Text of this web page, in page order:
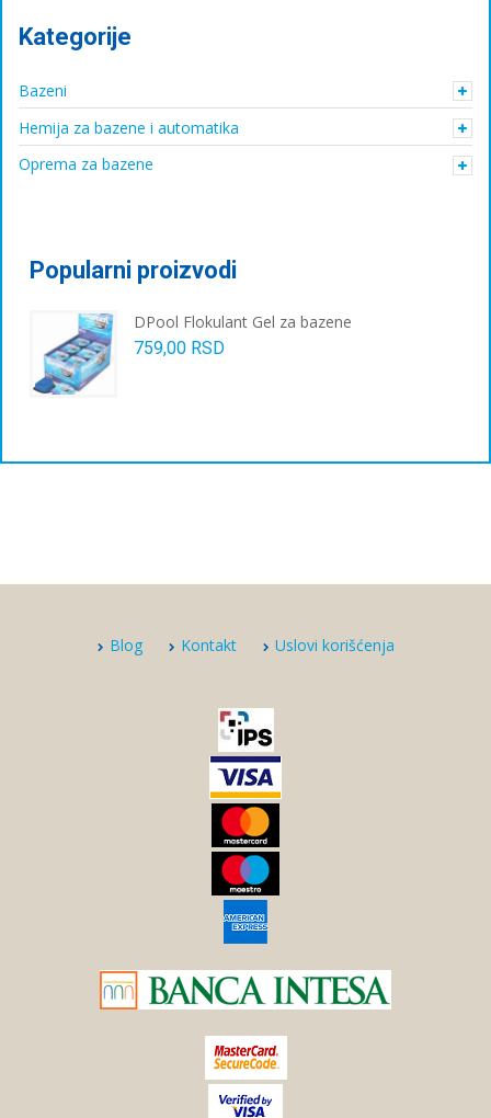
Kategorije
Bazeni
Hemija za bazene i automatika
Oprema za bazene
Popularni proizvodi
DPool Flokulant Gel za bazene
759,00 RSD
Blog Kontakt Uslovi korišćenja